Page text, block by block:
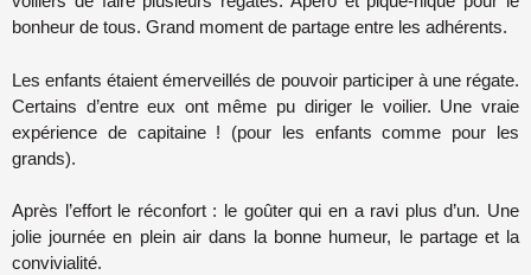
bonheur de tous. Grand moment de partage entre les adhérents.
Les enfants étaient émerveillés de pouvoir participer à une régate.
Certains d’entre eux ont même pu diriger le voilier. Une vraie
expérience de capitaine ! (pour les enfants comme pour les
grands).
Après l’effort le réconfort : le goûter qui en a ravi plus d’un. Une
jolie journée en plein air dans la bonne humeur, le partage et la
convivialité.